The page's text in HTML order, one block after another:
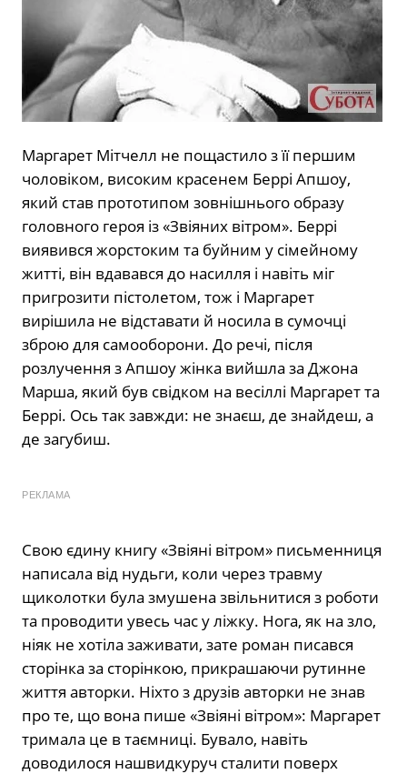
Маргарет Мітчелл не пощастило з її першим
чоловіком, високим красенем Беррі Апшоу,
який став прототипом зовнішнього образу
головного героя із «Звіяних вітром». Беррі
виявився жорстоким та буйним у сімейному
житті, він вдавався до насилля і навіть міг
пригрозити пістолетом, тож і Маргарет
вирішила не відставати й носила в сумочці
зброю для самооборони. До речі, після
розлучення з Апшоу жінка вийшла за Джона
Марша, який був свідком на весіллі Маргарет та
Беррі. Ось так завжди: не знаєш, де знайдеш, а
де загубиш.
РЕКЛАМА
Свою єдину книгу «Звіяні вітром» письменниця
написала від нудьги, коли через травму
щиколотки була змушена звільнитися з роботи
та проводити увесь час у ліжку. Нога, як на зло,
ніяк не хотіла заживати, зате роман писався
сторінка за сторінкою, прикрашаючи рутинне
життя авторки. Ніхто з друзів авторки не знав
про те, що вона пише «Звіяні вітром»: Маргарет
тримала це в таємниці. Бувало, навіть
доводилося нашвидкуруч сталити поверх